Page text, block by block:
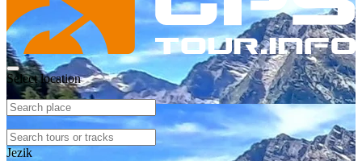
Select location
Jezik